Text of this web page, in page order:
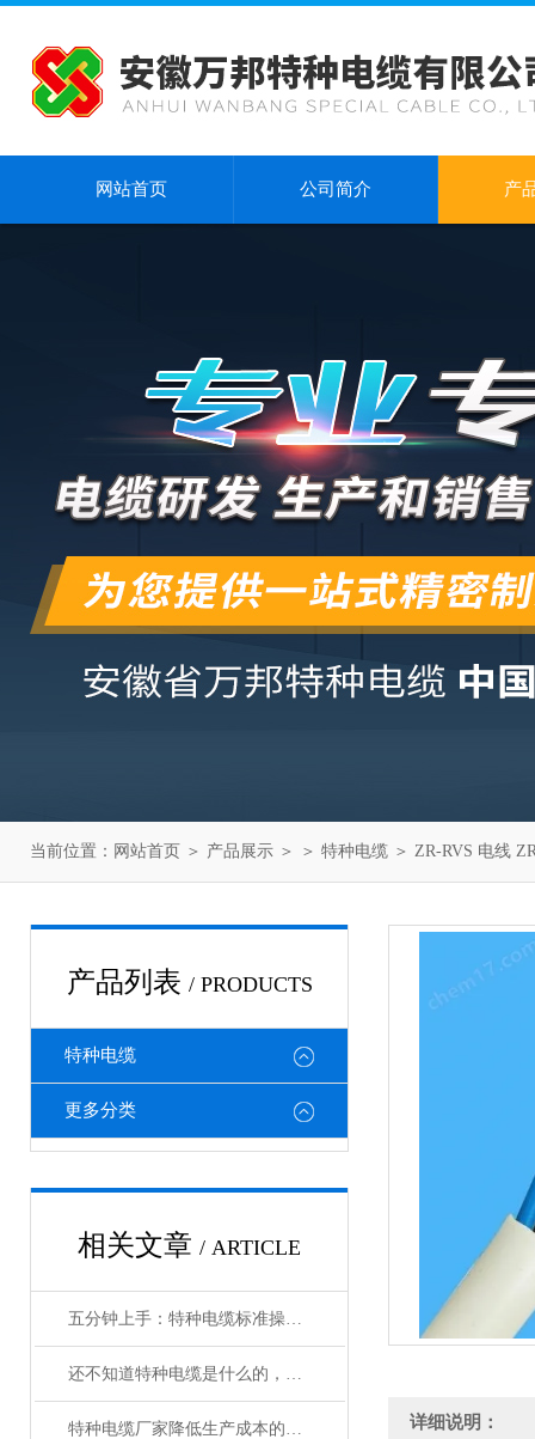
网站首页 公司简介 产
当前位置： 网站首页 ＞ 产品展示 ＞ ＞ 特种电缆 ＞ ZR-RVS 电线
产品列表 / PRODUCTS
特种电缆
更多分类
相关文章 / ARTICLE
五分钟上手：特种电缆标准操作流程详解
还不知道特种电缆是什么的，请看这里！
特种电缆厂家降低生产成本的合理手段 详细说明：